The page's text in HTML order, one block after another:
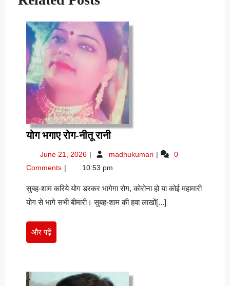
योग भगाए रोग-नीतू रानीयोग
रोग-
नीतू
रानी
June 21, 2026 June
2026
madhukumari योग
नीतू
रानी
0
Comments
10:53 pm
सुबह-शाम करिये योग डरकर भागेगा रोग, कोरोना हो या कोई महामारी
योग से भागे सभी बीमारी। सुबह-शाम की हवा लाखों[...]
और पढ़ेंऔर
पढ़ें